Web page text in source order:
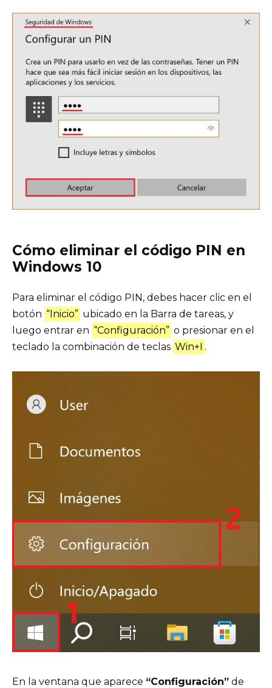
Cómo eliminar el código PIN en
Windows 10
Para eliminar el código PIN, debes hacer clic en el
botón “Inicio” ubicado en la Barra de tareas, y
luego entrar en “Configuración” o presionar en el
teclado la combinación de teclas Win+I .
En la ventana que aparece “Configuración” de